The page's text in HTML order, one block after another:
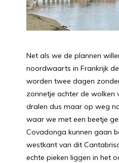
Net als we de plannen
noordwaarts in Frankrijk
worden twee dagen
zonnetje achter de wolken
dralen dus maar op weg
waar we met een beetje
Covadonga kunnen gaan
westkant van dit
echte pieken liggen in het